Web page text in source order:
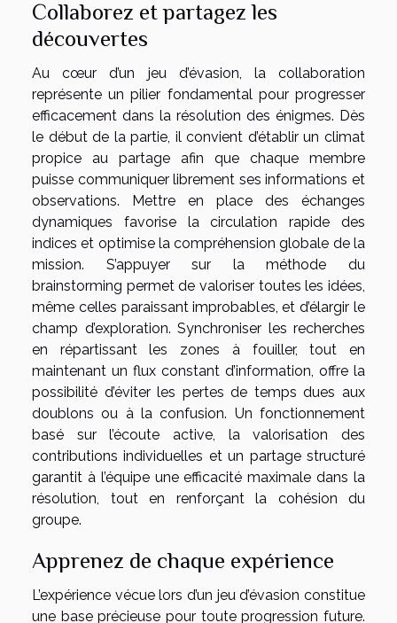
Collaborez et partagez les
découvertes
Au cœur d’un jeu d’évasion, la collaboration
représente un pilier fondamental pour progresser
efficacement dans la résolution des énigmes. Dès
le début de la partie, il convient d’établir un climat
propice au partage afin que chaque membre
puisse communiquer librement ses informations et
observations. Mettre en place des échanges
dynamiques favorise la circulation rapide des
indices et optimise la compréhension globale de la
mission. S’appuyer sur la méthode du
brainstorming permet de valoriser toutes les idées,
même celles paraissant improbables, et d’élargir le
champ d’exploration. Synchroniser les recherches
en répartissant les zones à fouiller, tout en
maintenant un flux constant d’information, offre la
possibilité d’éviter les pertes de temps dues aux
doublons ou à la confusion. Un fonctionnement
basé sur l’écoute active, la valorisation des
contributions individuelles et un partage structuré
garantit à l’équipe une efficacité maximale dans la
résolution, tout en renforçant la cohésion du
groupe.
Apprenez de chaque expérience
L’expérience vécue lors d’un jeu d’évasion constitue
une base précieuse pour toute progression future.